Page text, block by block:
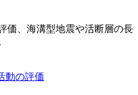
価、海溝型地震や活断層の長
動の評価